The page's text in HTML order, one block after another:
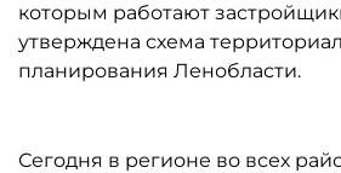
которым работают
утверждена схема
планирования Ленобласти.
Сегодня в регионе во всех